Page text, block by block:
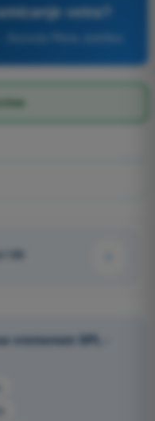
vetra?
Pilota Jedrilice
150
vremenom SPL -